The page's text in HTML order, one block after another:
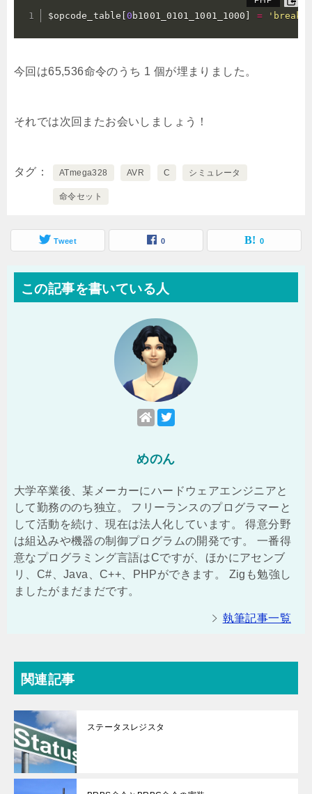
$opcode_table [0 b1001_0101_1001_1000 =
今回は65,536命令のうち 1 個が埋まりました。
それでは次回またお会いしましょう！
タグ ATmega328 AVR C シミュレータ
命令セット
Tweet 0 0
この記事を書いている人
めのん
大学卒業後、某メーカーにハードウェアエンジニアと
して勤務ののち独立。 フリーランスのプログラマーと
して活動を続け、現在は法人化しています。 得意分野
は組込みや機器の制御プログラムの開発です。 一番得
意なプログラミング言語はCですが、ほかにアセンブ
リ、C#、Java、C++、PHPができます。 Zigも勉強し
ましたがまだまだです。
執筆記事一覧
関連記事
ステータスレジスタ